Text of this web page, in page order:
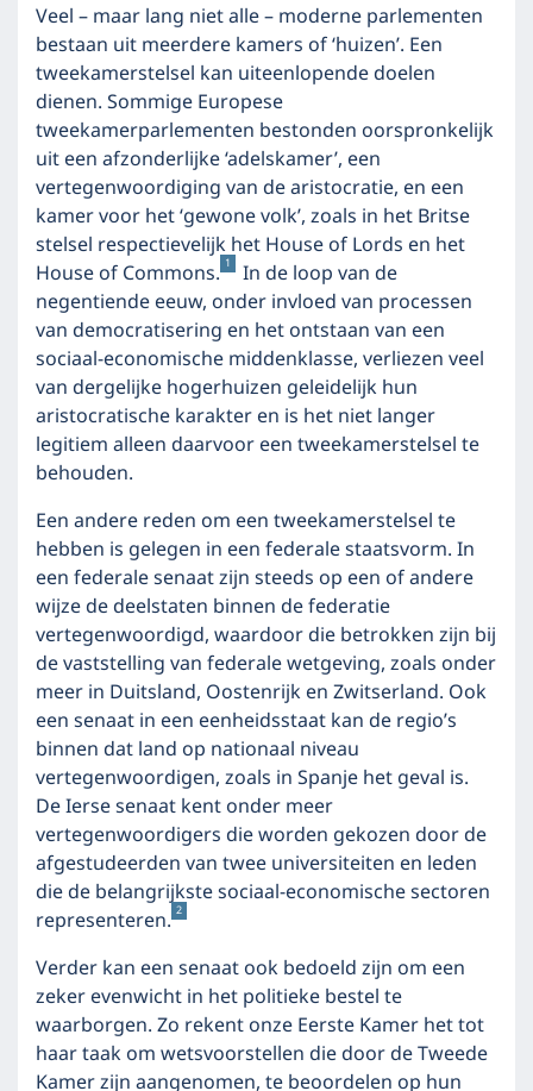
Veel – maar lang niet alle – moderne parlementen
bestaan uit meerdere kamers of ‘huizen’. Een
tweekamerstelsel kan uiteenlopende doelen
dienen. Sommige Europese
tweekamerparlementen bestonden oorspronkelijk
uit een afzonderlijke ‘adelskamer’, een
vertegenwoordiging van de aristocratie, en een
kamer voor het ‘gewone volk’, zoals in het Britse
stelsel respectievelijk het House of Lords en het
House of Commons. 1
In de loop van de
negentiende eeuw, onder invloed van processen
van democratisering en het ontstaan van een
sociaal-economische middenklasse, verliezen veel
van dergelijke hogerhuizen geleidelijk hun
aristocratische karakter en is het niet langer
legitiem alleen daarvoor een tweekamerstelsel te
behouden.
Een andere reden om een tweekamerstelsel te
hebben is gelegen in een federale staatsvorm. In
een federale senaat zijn steeds op een of andere
wijze de deelstaten binnen de federatie
vertegenwoordigd, waardoor die betrokken zijn bij
de vaststelling van federale wetgeving, zoals onder
meer in Duitsland, Oostenrijk en Zwitserland. Ook
een senaat in een eenheidsstaat kan de regio’s
binnen dat land op nationaal niveau
vertegenwoordigen, zoals in Spanje het geval is.
De Ierse senaat kent onder meer
vertegenwoordigers die worden gekozen door de
afgestudeerden van twee universiteiten en leden
die de belangrijkste sociaal-economische sectoren
representeren. 2
Verder kan een senaat ook bedoeld zijn om een
zeker evenwicht in het politieke bestel te
waarborgen. Zo rekent onze Eerste Kamer het tot
haar taak om wetsvoorstellen die door de Tweede
Kamer zijn aangenomen, te beoordelen op hun